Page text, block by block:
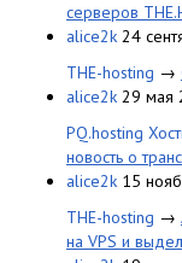
серверов
alice2k 24
THE-hosting →
alice2k 29 мая
PQ.hosting
новость о
alice2k 15
THE-hosting →
на VPS и